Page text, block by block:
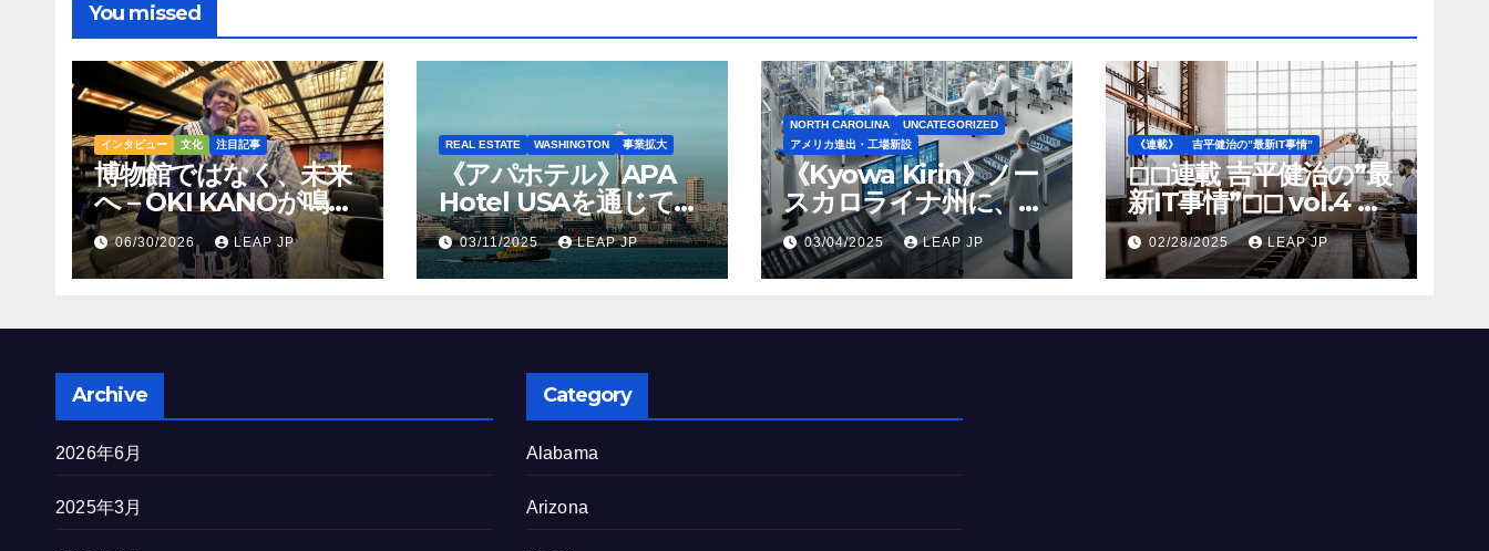
You missed
インタビュー 文化 注目記事
博物館ではなく、未来
へ – OKI KANOが鳴ら
すトンコリの音
06/30/2026 LEAP JP
REAL ESTATE WASHINGTON 事業拡大
《アパホテル》APA
Hotel USAを通じて
Hilton Seattleの取得
を完了
03/11/2025 LEAP JP
NORTH CAROLINA
UNCATEGORIZED
アメリカ進出・工場新設
《Kyowa Kirin》ノー
スカロライナ州に、北
米リージョン初の工場
建設を決定
03/04/2025 LEAP JP
《連載》 吉平健治の”最新IT事情”
◻︎◻︎連載 吉平健治の”最
新IT事情”◻︎◻︎ vol.4 AI
導入が変革を加速する
米国製造業の最前線
02/28/2025 LEAP JP
Archive
2026年6月
2025年3月
Category
Alabama
Arizona